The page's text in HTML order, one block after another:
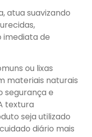
atua suavizando
imediata de
ou lixas
materiais naturais
segurança e
textura
seja utilizado
diário mais